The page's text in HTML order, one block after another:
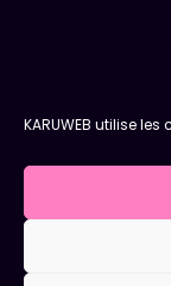
KARUWEB utilise